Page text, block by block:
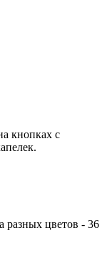
кнопках с
разных цветов - 36